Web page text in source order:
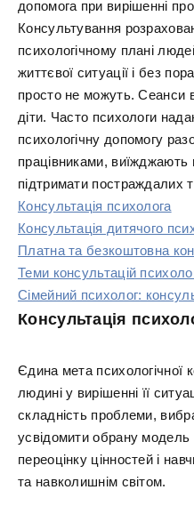
допомога при вирішенні
Консультування
психологічному плані
життєвої ситуації і без
просто не можуть. Сеанси
діти. Часто психологи
психологічну допомогу
працівниками, виїжджають
підтримати постраждалих
Консультація психолога
Консультація дитячого
Платна та безкоштовна
Теми консультацій
Сімейний психолог:
Консультація
Єдина мета психологічної
людині у вирішенні її
складність проблеми,
усвідомити обрану модель
переоцінку цінностей і
та навколишнім світом.